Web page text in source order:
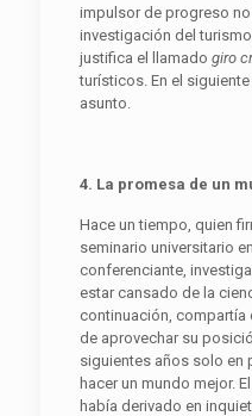
impulsor de progreso
investigación del
justifica el llamado giro
turísticos. En el
asunto.
4. La promesa de un
Hace un tiempo, quien
seminario universitario
conferenciante,
estar cansado de la
continuación, compartía
de aprovechar su
siguientes años solo en
hacer un mundo mejor.
había derivado en